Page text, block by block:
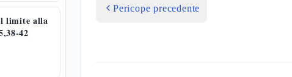
limite alla
42
Pericope precedente